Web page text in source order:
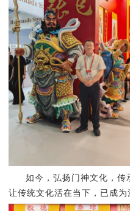
如今，弘扬门神文化，传
让传统文化活在当下，已成为